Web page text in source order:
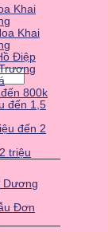
Khai
Khai
Điệp
800k
đến 1,5
đến 2
triệu
Dương
Đơn